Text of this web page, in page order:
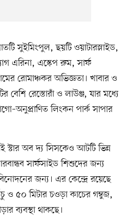
সুইমিংপুল, ছয়টি ওয়াটারস্লাইড,
এরিনা, এস্কেপ রুম, সার্ফ
রোমাঞ্চকর অভিজ্ঞতা। খাবার ও
বেশি রেস্তোরাঁ ও লাউঞ্জ, যার মধ্যে
লিংকন পার্ক সাপার
অব দ্য সিসকেও আটটি ভিন্ন
সার্ফসাইড শিশুদের জন্য
জন্য। এর কেন্দ্রে রয়েছে
৫০ মিটার চওড়া কাচের গম্বুজ,
ব্যবস্থা থাকছে।